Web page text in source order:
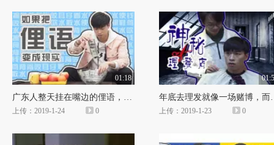
01:18
广东人整天挂在嘴边的俚语，你都知道是什么意思吗？
上传：2019-1-24 0
年底去理发
上传：2019-1-23 0